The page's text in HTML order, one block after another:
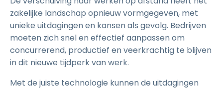
zakelijke landschap opnieuw vormgegeven, met
unieke uitdagingen en kansen als gevolg. Bedrijven
moeten zich snel en effectief aanpassen om
concurrerend, productief en veerkrachtig te blijven
in dit nieuwe tijdperk van werk.
Met de juiste technologie kunnen de uitdagingen